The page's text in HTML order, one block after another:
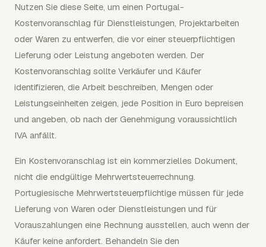
Nutzen Sie diese Seite, um einen Portugal-
Kostenvoranschlag für Dienstleistungen, Projektarbeiten
oder Waren zu entwerfen, die vor einer steuerpflichtigen
Lieferung oder Leistung angeboten werden. Der
Kostenvoranschlag sollte Verkäufer und Käufer
identifizieren, die Arbeit beschreiben, Mengen oder
Leistungseinheiten zeigen, jede Position in Euro bepreisen
und angeben, ob nach der Genehmigung voraussichtlich
IVA anfällt.
Ein Kostenvoranschlag ist ein kommerzielles Dokument,
nicht die endgültige Mehrwertsteuerrechnung.
Portugiesische Mehrwertsteuerpflichtige müssen für jede
Lieferung von Waren oder Dienstleistungen und für
Vorauszahlungen eine Rechnung ausstellen, auch wenn der
Käufer keine anfordert. Behandeln Sie den